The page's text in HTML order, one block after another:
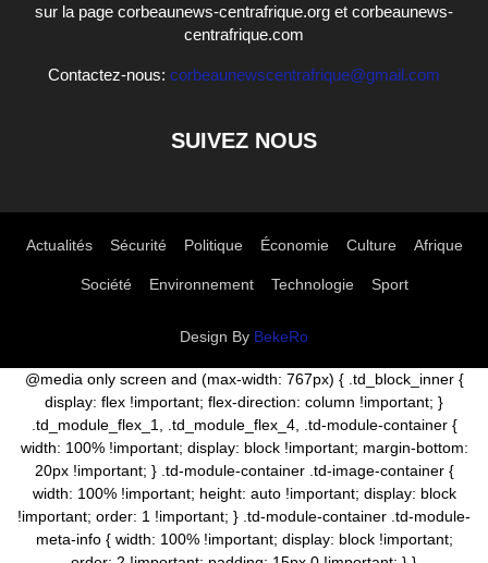
sur la page corbeaunews-centrafrique.org et corbeaunews-
centrafrique.com
Contactez-nous: corbeaunewscentrafrique@gmail.com
SUIVEZ NOUS
Actualités Sécurité Politique Économie Culture Afrique
Société Environnement Technologie Sport
Design By BekeRo
@media only screen and (max-width: 767px) { .td_block_inner {
display: flex !important; flex-direction: column !important; }
.td_module_flex_1, .td_module_flex_4, .td-module-container {
width: 100% !important; display: block !important; margin-bottom:
20px !important; } .td-module-container .td-image-container {
width: 100% !important; height: auto !important; display: block
!important; order: 1 !important; } .td-module-container .td-module-
meta-info { width: 100% !important; display: block !important;